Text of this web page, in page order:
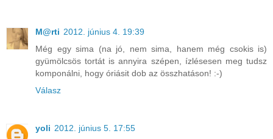
M@rti 2012. június 4. 19:39
Még egy sima (na jó, nem sima, hanem még csokis is)
gyümölcsös tortát is annyira szépen, ízlésesen meg tudsz
komponálni, hogy óriásit dob az összhatáson! :-)
Válasz
yoli 2012. június 5. 17:55